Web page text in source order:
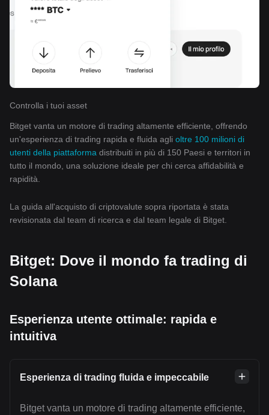
Controlla i tuoi asset
Bitget vanta un motore di trading altamente efficiente, offrendo
un'esperienza di trading rapida e fluida agli oltre 100 milioni di
utenti della piattaforma distribuiti in più di 150 Paesi e territori in
tutto il mondo, una soluzione ideale per chi cerca affidabilità e
rapidità.
La guida all'acquisto di criptovalute sopra riportata è stata
revisionata dal team di ricerca e dal team legale di Bitget.
Bitget: Dove il mondo fa trading di
Solana
Esperienza utente ottimale: rapida e
intuitiva
Esperienza di trading fluida e impeccabile
Bitget vanta un motore di trading altamente efficiente,